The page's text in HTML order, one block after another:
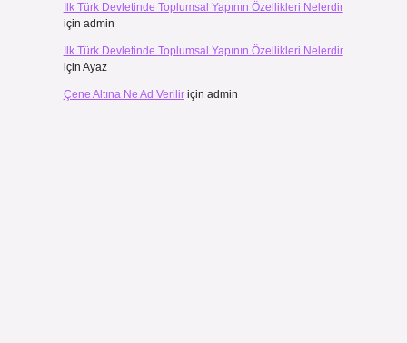
Ilk Türk Devletinde Toplumsal Yapının Özellikleri Nelerdir
için admin
Ilk Türk Devletinde Toplumsal Yapının Özellikleri Nelerdir
için Ayaz
Çene Altına Ne Ad Veriliriçin admin